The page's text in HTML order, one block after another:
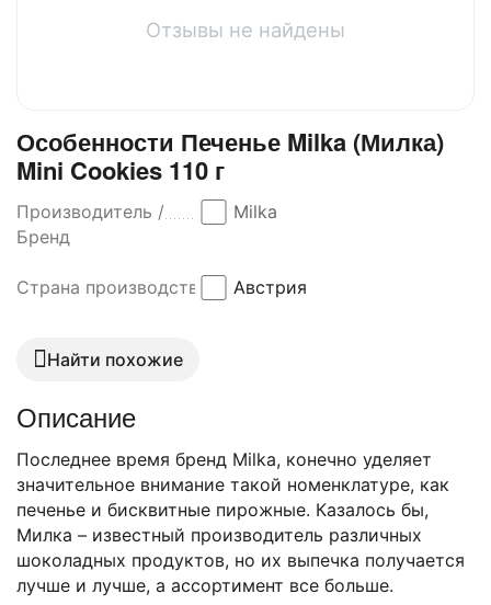
Отзывы не найдены
Особенности Печенье Milka (Милка)
Mini Cookies 110 г
Производитель /
Бренд
Milka
Страна производства Австрия
Найти похожие
Описание
Последнее время бренд Milka, конечно уделяет
значительное внимание такой номенклатуре, как
печенье и бисквитные пирожные. Казалось бы,
Милка – известный производитель различных
шоколадных продуктов, но их выпечка получается
лучше и лучше, а ассортимент все больше.